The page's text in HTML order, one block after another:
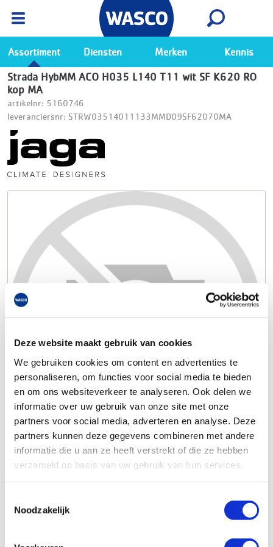
Deze website maakt gebruik van cookies
We gebruiken cookies om content en advertenties te
personaliseren, om functies voor social media te bieden
en om ons websiteverkeer te analyseren. Ook delen we
informatie over uw gebruik van onze site met onze
partners voor social media, adverteren en analyse. Deze
partners kunnen deze gegevens combineren met andere
informatie die u aan ze heeft verstrekt of die ze hebben
verzameld op basis van uw gebruik van hun services.
Noodzakelijk
Ga naar de Wasco app
Bekijk
Assortiment Diensten Merken Kennis
Strada HybMM ACO H035 L140 T11 wit SF K620 RO
kop MA
artikelnr: 5160746
leveranciersnr: STRW03514011133MMD09SF62070MA